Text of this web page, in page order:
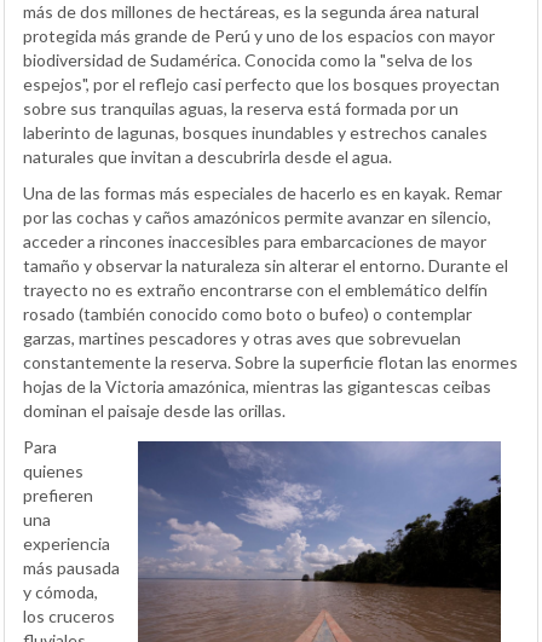
más de dos millones de hectáreas, es la segunda área natural
protegida más grande de Perú y uno de los espacios con mayor
biodiversidad de Sudamérica. Conocida como la "selva de los
espejos", por el reflejo casi perfecto que los bosques proyectan
sobre sus tranquilas aguas, la reserva está formada por un
laberinto de lagunas, bosques inundables y estrechos canales
naturales que invitan a descubrirla desde el agua.
Una de las formas más especiales de hacerlo es en kayak. Remar
por las cochas y caños amazónicos permite avanzar en silencio,
acceder a rincones inaccesibles para embarcaciones de mayor
tamaño y observar la naturaleza sin alterar el entorno. Durante el
trayecto no es extraño encontrarse con el emblemático delfín
rosado (también conocido como boto o bufeo) o contemplar
garzas, martines pescadores y otras aves que sobrevuelan
constantemente la reserva. Sobre la superficie flotan las enormes
hojas de la Victoria amazónica, mientras las gigantescas ceibas
dominan el paisaje desde las orillas.
Para
quienes
prefieren
una
experiencia
más pausada
y cómoda,
los cruceros